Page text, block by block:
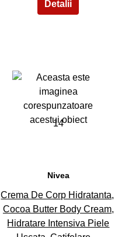
14
Nivea
Crema De Corp Hidratanta,
Cocoa Butter Body Cream,
Hidratare Intensiva Piele